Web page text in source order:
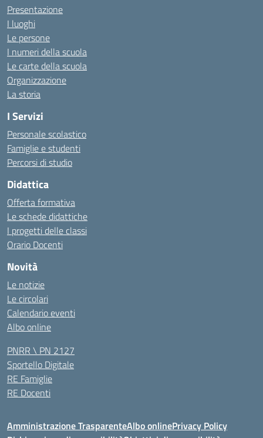
Presentazione
I luoghi
Le persone
I numeri della scuola
Le carte della scuola
Organizzazione
La storia
I Servizi
Personale scolastico
Famiglie e studenti
Percorsi di studio
Didattica
Offerta formativa
Le schede didattiche
I progetti delle classi
Orario Docenti
Novità
Le notizie
Le circolari
Calendario eventi
Albo online
PNRR \ PN 2127
Sportello Digitale
RE Famiglie
RE Docenti
Amministrazione TrasparenteAlbo onlinePrivacy Policy